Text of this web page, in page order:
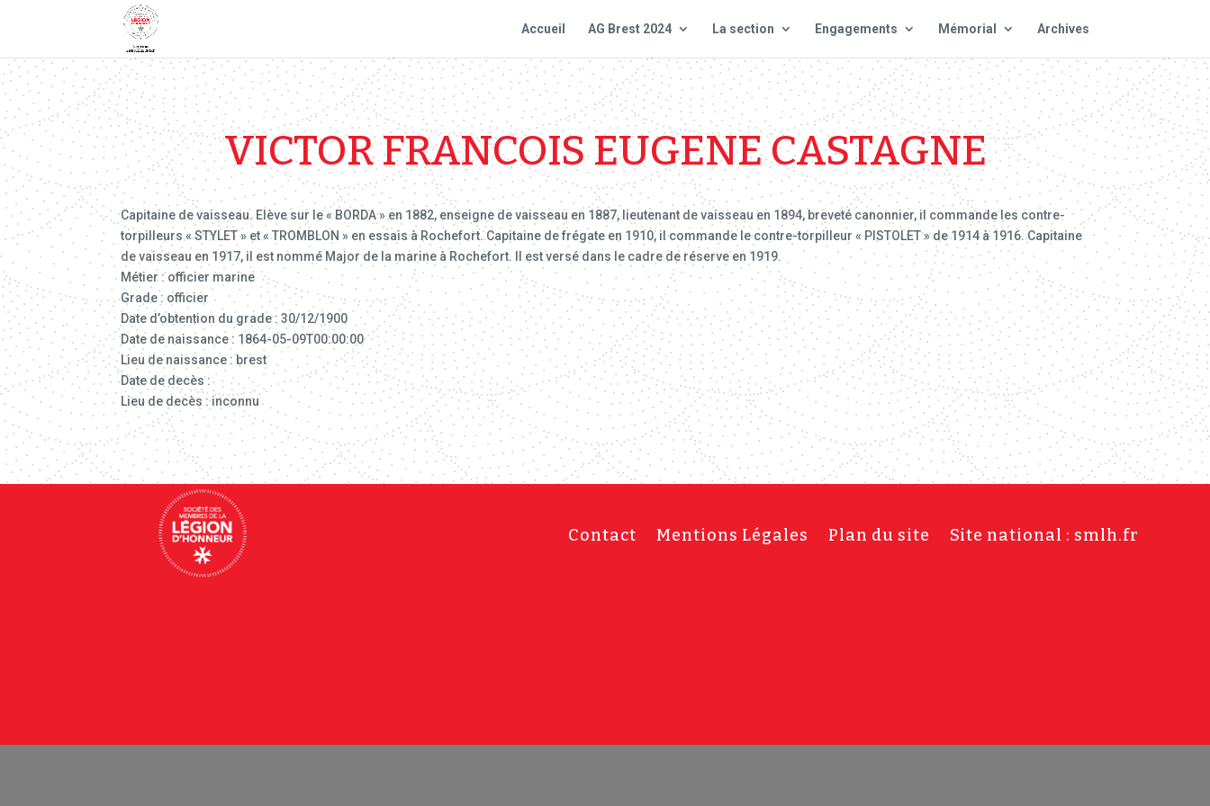
Accueil AG Brest 2024 La section Engagements Mémorial Archives
VICTOR FRANCOIS EUGENE CASTAGNE
Capitaine de vaisseau. Elève sur le « BORDA » en 1882, enseigne de vaisseau en 1887, lieutenant de vaisseau en 1894, breveté canonnier, il commande les contre-
torpilleurs « STYLET » et « TROMBLON » en essais à Rochefort. Capitaine de frégate en 1910, il commande le contre-torpilleur « PISTOLET » de 1914 à 1916. Capitaine
de vaisseau en 1917, il est nommé Major de la marine à Rochefort. Il est versé dans le cadre de réserve en 1919.
Métier : officier marine
Grade : officier
Date d’obtention du grade : 30/12/1900
Date de naissance : 1864-05-09T00:00:00
Lieu de naissance : brest
Date de decès :
Lieu de decès : inconnu
Contact Mentions Légales Plan du site Site national : smlh.fr